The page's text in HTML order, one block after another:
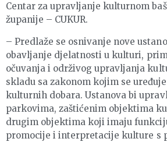
Centar za upravljanje kulturnom
županije – CUKUR.
– Predlaže se osnivanje nove
obavljanje djelatnosti u kulturi,
očuvanja i održivog upravljanja
skladu sa zakonom kojim se
kulturnih dobara. Ustanova bi
parkovima, zaštićenim objektima
drugim objektima koji imaju
promocije i interpretacije kulture s